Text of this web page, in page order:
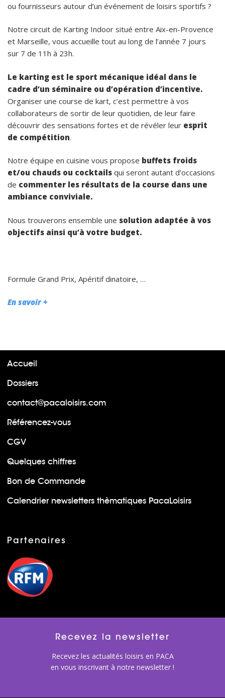
ou fournisseurs autour d’un événement de loisirs sportifs ?
Notre circuit de Karting Indoor situé entre Aix-en-Provence
et Marseille, vous accueille tout au long de l’année 7 jours
sur 7 de 11h à 23h.
Le karting est le sport mécanique idéal dans le
cadre d’un séminaire ou d’opération d’incentive.
Organiser une course de kart, c’est permettre à vos
collaborateurs de sortir de leur quotidien, de leur faire
découvrir des sensations fortes et de révéler leur esprit
de compétition.
Notre équipe en cuisine vous propose buffets froids
et/ou chauds ou cocktails qui seront autant d’occasions
de commenter les résultats de la course dans une
ambiance conviviale.
Nous trouverons ensemble une solution adaptée à vos
objectifs ainsi qu’à votre budget.
Formule Grand Prix, Apéritif dinatoire, …
En savoir +
Accueil
Dossiers
contact@pacaloisirs.com
Référencez-vous
CGV
Quelques chiffres
Bon de Commande
Calendrier newsletters thèmatiques PacaLoisirs
Partenaires
Recevez la newsletter
Recevez les actualités loisirs en PACA
en vous inscrivant à notre newsletter !